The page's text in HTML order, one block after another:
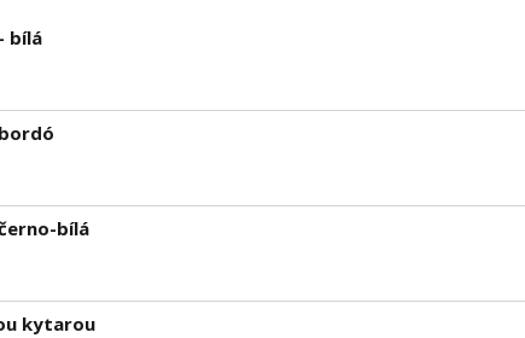
bílá
bílá
kytarou